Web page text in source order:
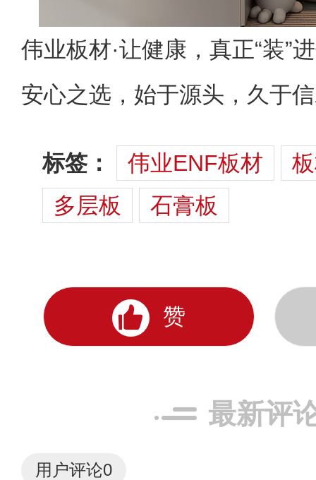
伟业板材·让健康，真正“装”
安心之选，始于源头，久于
标签： 伟业ENF板材
多层板
石膏板
赞
最新评
用户评论0